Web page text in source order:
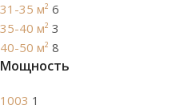
31-35 м² 6
35-40 м² 3
40-50 м² 8
Мощность
1003 1